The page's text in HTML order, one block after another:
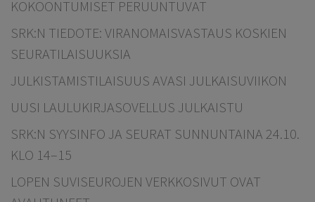
KOKOONTUMISET PERUUNTUVAT
SRK:N TIEDOTE: VIRANOMAISVASTAUS KOSKIEN
SEURATILAISUUKSIA
JULKISTAMISTILAISUUS AVASI JULKAISUVIIKON
UUSI LAULUKIRJASOVELLUS JULKAISTU
SRK:N SYYSINFO JA SEURAT SUNNUNTAINA 24.10.
KLO 14–15
LOPEN SUVISEUROJEN VERKKOSIVUT OVAT